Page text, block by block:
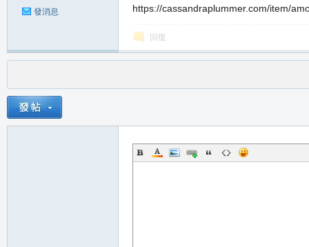
發消息
https://cassandraplummer.com/item/
回復